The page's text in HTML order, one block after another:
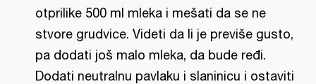
otprilike 500 ml mleka i mešati da se ne
stvore grudvice. Videti da li je previše gusto,
pa dodati još malo mleka, da bude ređi.
Dodati neutralnu pavlaku i slaninicu i ostaviti